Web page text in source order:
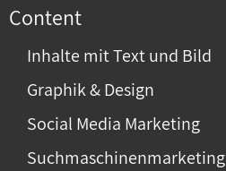
Content
Inhalte mit Text und Bild
Graphik & Design
Social Media Marketing
Suchmaschinenmarketing